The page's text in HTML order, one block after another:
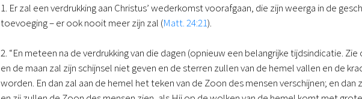
1. Er zal een verdrukking aan Christus’ wederkomst voorafgaan, die zijn weerga in de
toevoeging – er ook nooit meer zijn zal (Matt. 24:21).
2. “En meteen na de verdrukking van die dagen (opnieuw een belangrijke tijdsindicatie. Zie
en de maan zal zijn schijnsel niet geven en de sterren zullen van de hemel vallen en de
worden. En dan zal aan de hemel het teken van de Zoon des mensen verschijnen; en